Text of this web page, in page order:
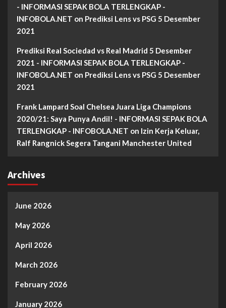
- INFORMASI SEPAK BOLA TERLENGKAP -
INFOBOLA.NET on Prediksi Lens vs PSG 5 Desember
2021
Prediksi Real Sociedad vs Real Madrid 5 Desember
2021 - INFORMASI SEPAK BOLA TERLENGKAP -
INFOBOLA.NET on Prediksi Lens vs PSG 5 Desember
2021
Frank Lampard Soal Chelsea Juara Liga Champions
2020/21: Saya Punya Andil! - INFORMASI SEPAK BOLA
TERLENGKAP - INFOBOLA.NET on Izin Kerja Keluar,
Ralf Rangnick Segera Tangani Manchester United
Archives
June 2026
May 2026
April 2026
March 2026
February 2026
January 2026